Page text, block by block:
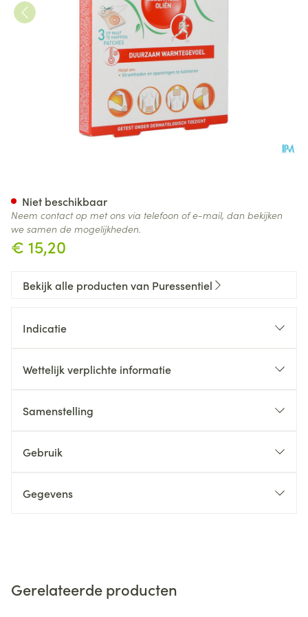
€ 15,20
Niet beschikbaar
Neem contact op met ons via telefoon of e-mail, dan bekijken
we samen de mogelijkheden.
Bekijk alle producten van Puressentiel
Indicatie
Wettelijk verplichte informatie
Samenstelling
Gebruik
Gegevens
Gerelateerde producten